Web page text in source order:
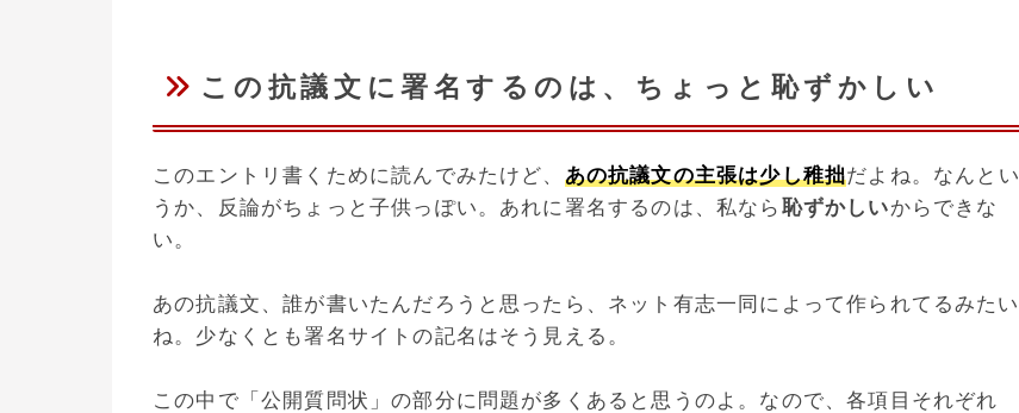
この抗議文に署名するのは、ちょっと恥ずかしい
このエントリ書くために読んでみたけど、 あの抗議文の主張は少し稚拙だよね。なんとい
うか、反論がちょっと子供っぽい。あれに署名するのは、私なら 恥ずかしいからできな
い。
あの抗議文、誰が書いたんだろうと思ったら、ネット有志一同によって作られてるみたい
ね。少なくとも署名サイトの記名はそう見える。
この中で「公開質問状」の部分に問題が多くあると思うのよ。なので、各項目それぞれ